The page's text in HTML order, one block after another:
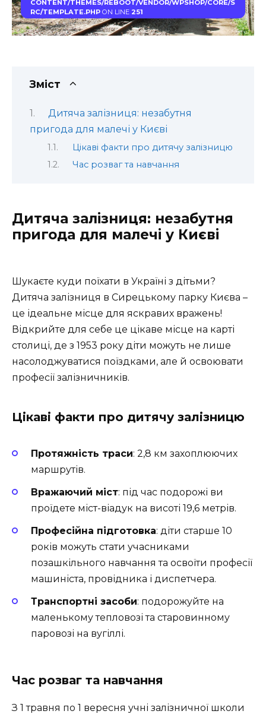
CONTENT/THEMES/REBOOT/VENDOR/WPSHOP/CORE/S
RC/TEMPLATE.PHPON LINE 251
Зміст
Дитяча залізниця: незабутня
пригода для малечі у Києві
Цікаві факти про дитячу залізницю
Час розваг та навчання
Дитяча залізниця: незабутня
пригода для малечі у Києві
Шукаєте куди поїхати в Україні з дітьми?
Дитяча залізниця в Сирецькому парку Києва –
це ідеальне місце для яскравих вражень!
Відкрийте для себе це цікаве місце на карті
столиці, де з 1953 року діти можуть не лише
насолоджуватися поїздками, але й освоювати
професії залізничників.
Цікаві факти про дитячу залізницю
Протяжність траси: 2,8 км захоплюючих
маршрутів.
Вражаючий міст: під час подорожі ви
проїдете міст-віадук на висоті 19,6 метрів.
Професійна підготовка: діти старше 10
років можуть стати учасниками
позашкільного навчання та освоїти професії
машиніста, провідника і диспетчера.
Транспортні засоби: подорожуйте на
маленькому тепловозі та старовинному
паровозі на вугіллі.
Час розваг та навчання
З 1 травня по 1 вересня учні залізничної школи